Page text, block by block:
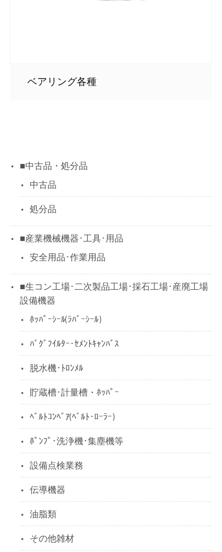
ベアリング各種
■中古品・処分品
中古品
処分品
■産業機械機器･工具･用品
安全用品･作業用品
■生コン工場･二次製品工場･採石工場･産廃工場
設備機器
ﾎｯﾊﾟｰｼｰﾙ(ﾗﾊﾞｰｼｰﾙ)
ﾊﾞｸﾞﾌｲﾙﾀｰ･ｾﾒﾝﾄｷｬﾝﾊﾞｽ
脱水機･ﾄﾛﾝﾒﾙ
貯蔵槽･計量槽・ﾎｯﾊﾟｰ
ﾍﾞﾙﾄｺﾝﾍﾞｱ(ﾍﾞﾙﾄ･ﾛｰﾗｰ)
ﾎﾟﾝﾌﾟ･洗浄機･集塵機等
設備点検業務
伝導機器
油脂類
その他雑材